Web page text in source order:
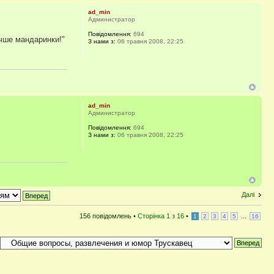
мандаринки!"
ad_min
Администратор
Повідомлення: 694
З нами з: 06 травня 2008, 22:25
ad_min
Администратор
Повідомлення: 694
З нами з: 06 травня 2008, 22:25
Далі
156 повідомлень • Сторінка 1 з 16 • 1 2 3 4 5 16